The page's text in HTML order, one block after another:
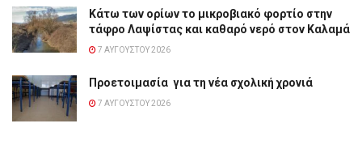
Κάτω των ορίων το μικροβιακό φορτίο στην
τάφρο Λαψίστας και καθαρό νερό στον Καλαμά
7 ΑΥΓΟΎΣΤΟΥ 2026
Προετοιμασία για τη νέα σχολική χρονιά
7 ΑΥΓΟΎΣΤΟΥ 2026